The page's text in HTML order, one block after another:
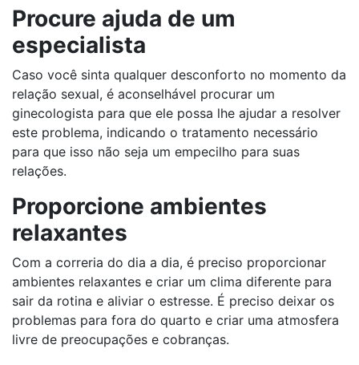
Procure ajuda de um
especialista
Caso você sinta qualquer desconforto no momento da
relação sexual, é aconselhável procurar um
ginecologista para que ele possa lhe ajudar a resolver
este problema, indicando o tratamento necessário
para que isso não seja um empecilho para suas
relações.
Proporcione ambientes
relaxantes
Com a correria do dia a dia, é preciso proporcionar
ambientes relaxantes e criar um clima diferente para
sair da rotina e aliviar o estresse. É preciso deixar os
problemas para fora do quarto e criar uma atmosfera
livre de preocupações e cobranças.